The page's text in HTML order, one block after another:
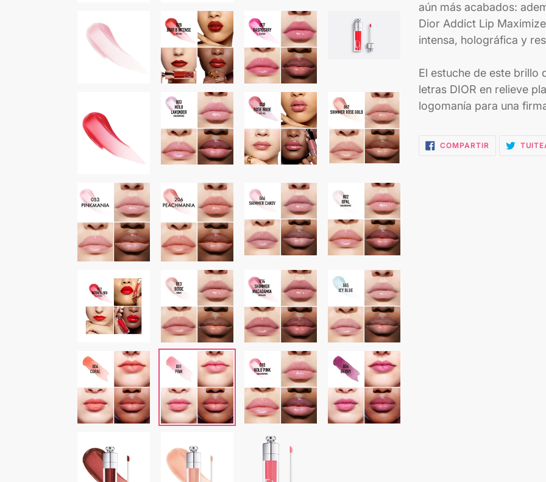
aún más acabados:
Dior Addict Lip
intensa, holográfica y
El estuche de este brillo
letras DIOR en relieve
logomanía para una
COMPARTIRCOMPARTIR
EN